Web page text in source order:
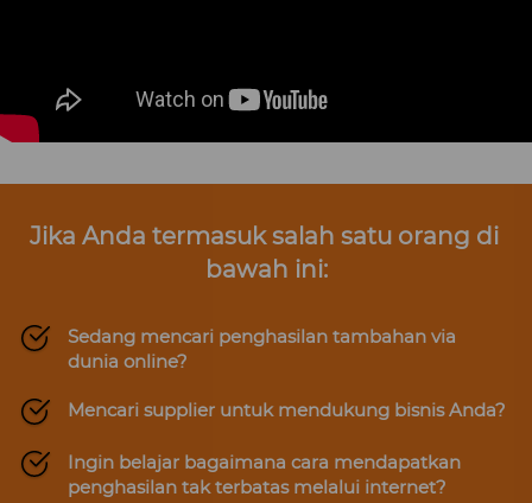
Jika Anda termasuk salah satu orang di
bawah ini:
Sedang mencari penghasilan tambahan via
dunia online?
Mencari supplier untuk mendukung bisnis Anda?
Ingin belajar bagaimana cara mendapatkan
penghasilan tak terbatas melalui internet?